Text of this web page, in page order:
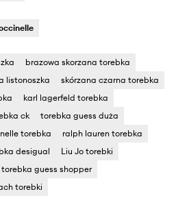
brazowa skorzana torebka
listonoszka
skórzana czarna torebka
karl lagerfeld torebka
ck
torebka guess duża
torebka
ralph lauren torebka
desigual
Liu Jo torebki
torebka guess shopper
torebki